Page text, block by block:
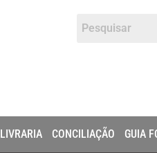
LIVRARIA CONCILIAÇÃO GUIA